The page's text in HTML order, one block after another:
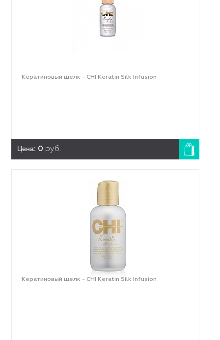
Кератиновый шелк - CHI Keratin Silk Infusion
Цена: 0 руб.
Кератиновый шелк - CHI Keratin Silk Infusion